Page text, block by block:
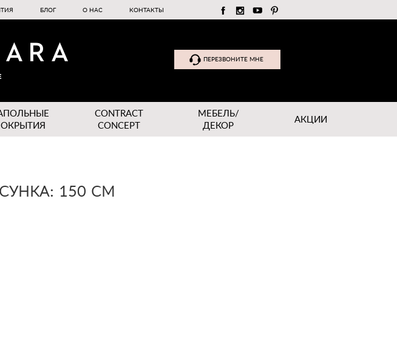
БЛОГ О НАС КОНТАКТЫ
ПЕРЕЗВОНИТЕ МНЕ
CONTRACT
CONCEPT
МЕБЕЛЬ/
ДЕКОР
АКЦИИ
150 CM